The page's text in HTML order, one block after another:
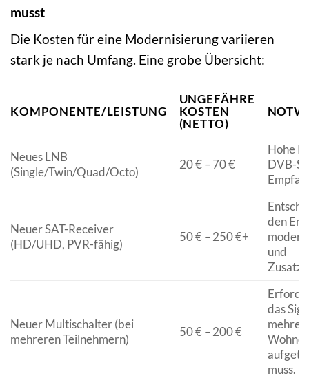
musst
Die Kosten für eine Modernisierung variieren
stark je nach Umfang. Eine grobe Übersicht:
KOMPONENTE/LEISTUNG
UNGEFÄHRE
KOSTEN
(NETTO)
Neues LNB
(Single/Twin/Quad/Octo)
20 € – 70 €
Hohe
DVB-
Neuer SAT-Receiver
(HD/UHD, PVR-fähig)
50 € – 250 €+
den
und
Neuer Multischalter (bei
mehreren Teilnehmern)
50 € – 200 €
das
muss.